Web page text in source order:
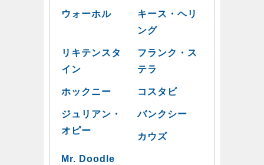
ウォーホル
キース・ヘリ
ング
リキテンスタ
イン
フランク・ス
テラ
ホックニー コスタビ
ジュリアン・
オピー
バンクシー
カウズ
Mr. Doodle